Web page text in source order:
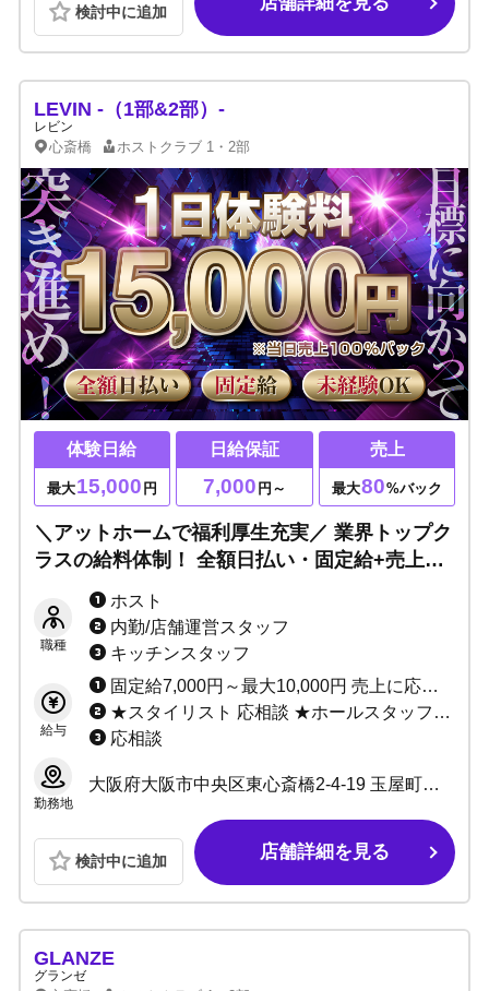
検討中に追加
LEVIN -（1部&2部）-
レビン
心斎橋 ホストクラブ 1・2部
体験日給
最大15,000 円
日給保証
7,000 円～
売上
最大80%バック
＼アットホームで福利厚生充実／ 業界トップク
ラスの給料体制！ 全額日払い・固定給+売上バ
ック・ご新規様の数もケタ違い！ まずは気軽な
バイト気分で体験入店へ♪
職種
ホスト
内勤/店舗運営スタッフ
キッチンスタッフ
給与
固定給7,000円～最大10,000円 売上に応じてインセンティブあり（最低60%～最高80%） ★完全日払い制 ※当店は保証制度ではなく固定給制度です。 保証は売上バックが保証金額を上回れば無くなってしまいますが、 固定給は売上バックが上回っても無くなりません。 「固定給+売上バック」があなたのお給料になります！！ 例：保証の場合、保証1万円で売上バック2万円なら、 売上バック2万円分があなたのお給料です。 固定給の場合、固定1万円で売上バック2万円なら、 固定+売上＝合計3万円がお給料です♪ 固定給は永久に無くなりませんのでご安心ください。
★スタイリスト 応相談 ★ホールスタッフ(ボーイ：内勤) 日給10,000円～ ★DJ・ダンサー 応相談 ★店舗運営スタッフ 1:日給10,000円～＋能力給 2:月給10万～40万＋能力給 ★管理職各種 1:日給7,000円～10,000円＋能力給 2:月給20万～40万円＋能力給(社員) ★サイト運営スタッフ 応相談
応相談
勤務地
大阪府大阪市中央区東心斎橋2-4-19 玉屋町ギャラクシービル3号館 2F
検討中に追加 店舗詳細を見る
GLANZE
グランゼ